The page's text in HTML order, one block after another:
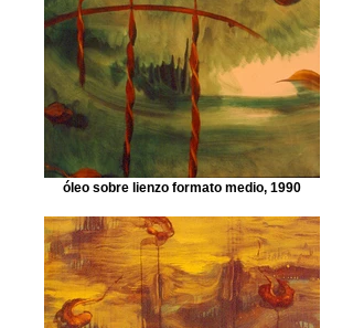
óleo sobre lienzo formato medio, 1990